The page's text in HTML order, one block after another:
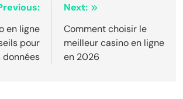
en ligne
pour
données
Next:
Comment choisir le
meilleur casino en ligne
en 2026